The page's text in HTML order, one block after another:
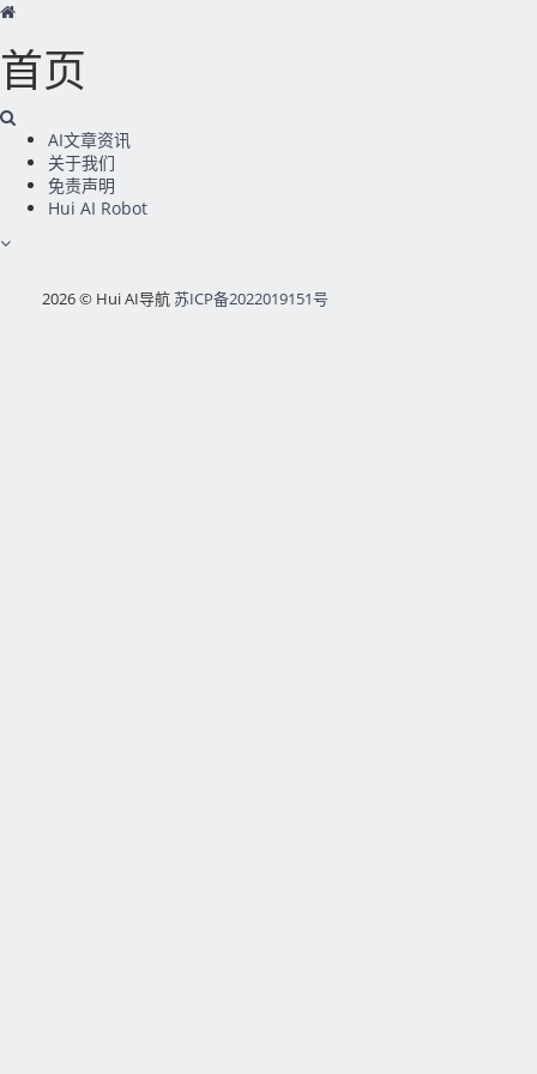
首页
AI文章资讯
关于我们
免责声明
Hui AI Robot
2026 © Hui AI导航苏ICP备2022019151号